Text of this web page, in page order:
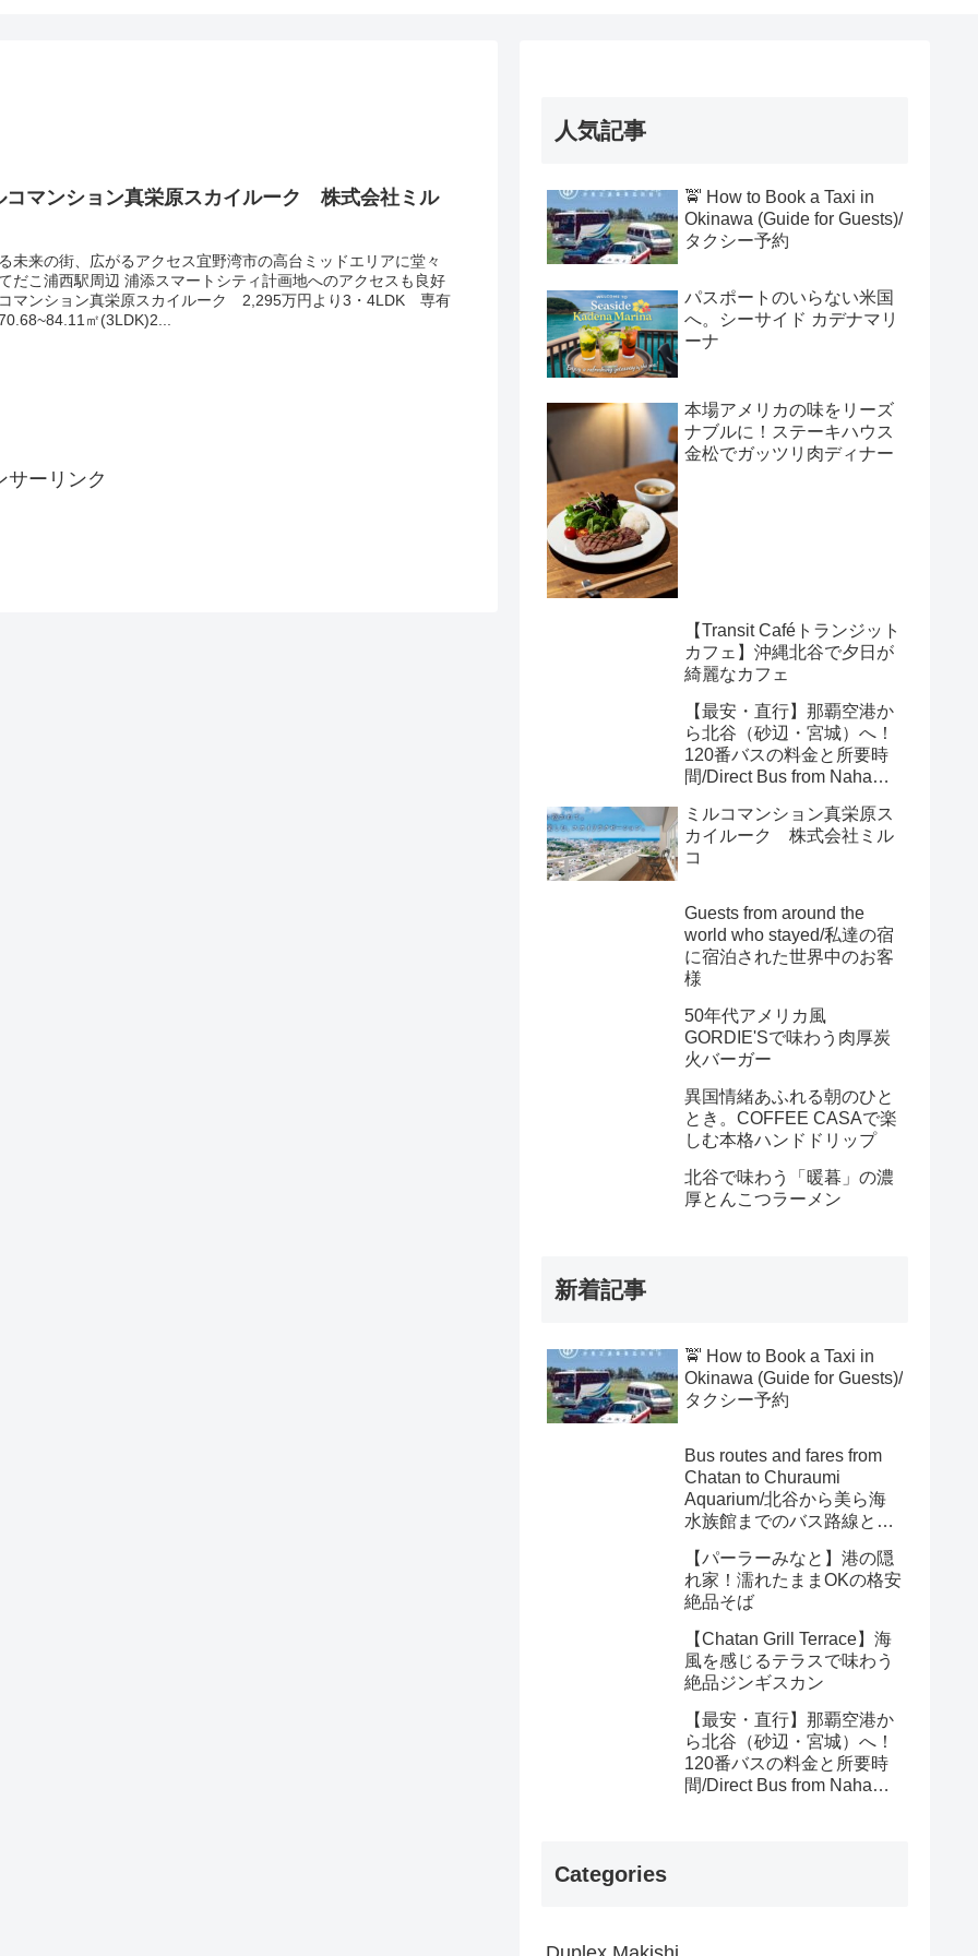
コマンション真栄原スカイルーク 株式会社ミル
未来の街、広がるアクセス宜野湾市の高台ミッドエリアに堂々
だこ浦西駅周辺 浦添スマートシティ計画地へのアクセスも良好
マンション真栄原スカイルーク 2,295万円より3・4LDK 専有
㎡(3LDK)2...
サーリンク
人気記事
🚖 How to Book a Taxi in
Okinawa (Guide for Guests)/
タクシー予約
パスポートのいらない米国
へ。シーサイド カデナマリ
ーナ
本場アメリカの味をリーズ
ナブルに！ステーキハウス
金松でガッツリ肉ディナー
【Transit Caféトランジット
カフェ】沖縄北谷で夕日が
綺麗なカフェ
【最安・直行】那覇空港か
ら北谷（砂辺・宮城）へ！
120番バスの料金と所要時
間/Direct Bus from Naha
(Sunabe/Miyagi): Route 120
Fares & Travel Time
ミルコマンション真栄原ス
カイルーク 株式会社ミル
コ
Guests from around the
world who stayed/私達の宿
に宿泊された世界中のお客
様
50年代アメリカ風
GORDIE'Sで味わう肉厚炭
火バーガー
異国情緒あふれる朝のひと
とき。COFFEE CASAで楽
しむ本格ハンドドリップ
北谷で味わう「暖暮」の濃
厚とんこつラーメン
新着記事
🚖 How to Book a Taxi in
Okinawa (Guide for Guests)/
タクシー予約
Bus routes and fares from
Chatan to Churaumi
Aquarium/北谷から美ら海
水族館までのバス路線と料
【パーラーみなと】港の隠
れ家！濡れたままOKの格安
絶品そば
【Chatan Grill Terrace】海
風を感じるテラスで味わう
絶品ジンギスカン
【最安・直行】那覇空港か
ら北谷（砂辺・宮城）へ！
120番バスの料金と所要時
間/Direct Bus from Naha
Categories